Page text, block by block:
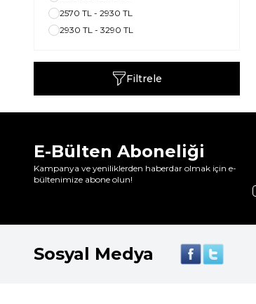
2570 TL - 2930 TL
2930 TL - 3290 TL
Filtrele
E-Bülten Aboneliği
Kampanya ve yeniliklerden haberdar olmak için e-
bültenimize abone olun!
Sosyal Medya